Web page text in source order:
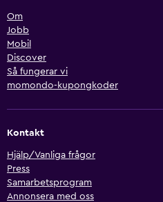
Om
Jobb
Mobil
Discover
Så fungerar vi
momondo-kupongkoder
Kontakt
Hjälp/Vanliga frågor
Press
Samarbetsprogram
Annonsera med oss